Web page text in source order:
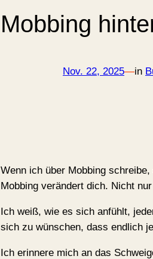
Mobbing
Nov. 22, 2025—in
Wenn ich über Mobbing
Mobbing verändert dich. Nicht
Ich weiß, wie es sich anfühlt,
sich zu wünschen, dass endlich
Ich erinnere mich an das